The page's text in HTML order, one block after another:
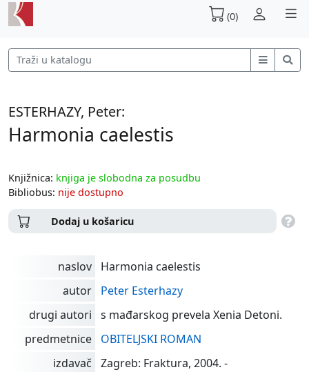
(0)
ESTERHAZY, Peter:
Harmonia caelestis
Knjižnica: knjiga je slobodna za posudbu
Bibliobus: nije dostupno
Dodaj u košaricu
naslov
Harmonia caelestis
autor
Peter Esterhazy
drugi autori
s mađarskog prevela Xenia Detoni.
predmetnice
OBITELJSKI ROMAN
izdavač
Zagreb: Fraktura, 2004. -